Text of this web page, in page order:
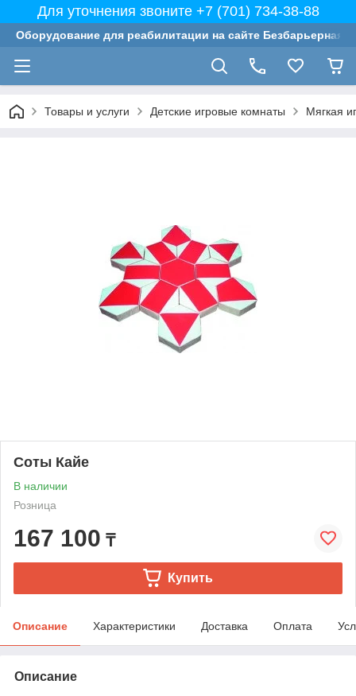
Для уточнения звоните +7 (701) 734-38-88
Оборудование для реабилитации на сайте Безбарьерная
Товары и услуги Детские игровые комнаты Мягкая
Соты Кайе
В наличии
Розница
167 100 ₸
Купить
Описание Характеристики Доставка Оплата
Описание